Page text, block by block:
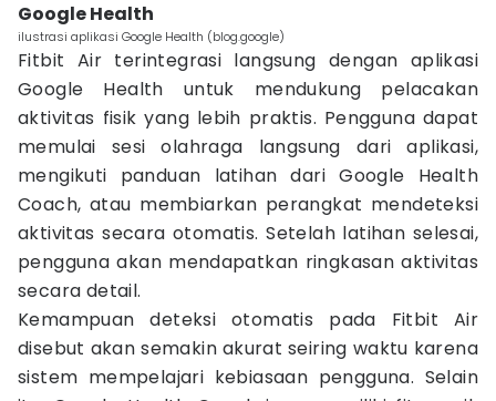
Google Health
ilustrasi aplikasi Google Health (blog.google)
Fitbit Air terintegrasi langsung dengan aplikasi
Google Health untuk mendukung pelacakan
aktivitas fisik yang lebih praktis. Pengguna dapat
memulai sesi olahraga langsung dari aplikasi,
mengikuti panduan latihan dari Google Health
Coach, atau membiarkan perangkat mendeteksi
aktivitas secara otomatis. Setelah latihan selesai,
pengguna akan mendapatkan ringkasan aktivitas
secara detail.
Kemampuan deteksi otomatis pada Fitbit Air
disebut akan semakin akurat seiring waktu karena
sistem mempelajari kebiasaan pengguna. Selain